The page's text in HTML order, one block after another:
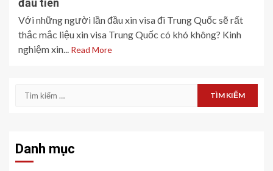
đầu tiên
Với những người lần đầu xin visa đi Trung Quốc sẽ rất
thắc mắc liệu xin visa Trung Quốc có khó không? Kinh
nghiệm xin... Read More
Tìm
Danh mục